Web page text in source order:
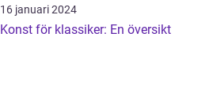
16 januari 2024
Konst för klassiker: En översikt